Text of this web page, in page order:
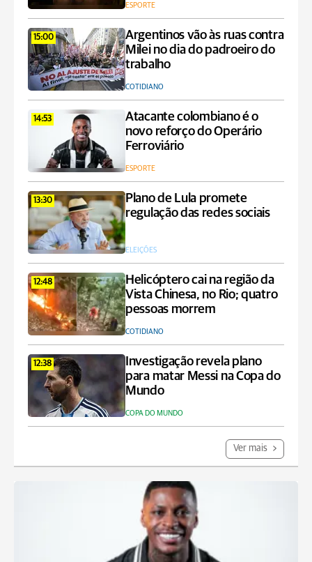
ESPORTE
15:00
Argentinos vão às ruas contra
Milei no dia do padroeiro do
trabalho
COTIDIANO
14:53
Atacante colombiano é o
novo reforço do Operário
Ferroviário
ESPORTE
13:30
Plano de Lula promete
regulação das redes sociais
ELEIÇÕES
12:48
Helicóptero cai na região da
Vista Chinesa, no Rio; quatro
pessoas morrem
COTIDIANO
12:38
Investigação revela plano
para matar Messi na Copa do
Mundo
COPA DO MUNDO
Ver mais